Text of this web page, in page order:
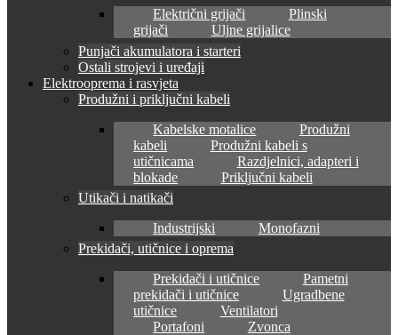
Električni grijači
Plinski
grijači
Uljne grijalice
Punjači akumulatora i starteri
Ostali strojevi i uređaji
Elektrooprema i rasvjeta
Produžni i priključni kabeli
Kabelske motalice
Produžni
kabeli
Produžni kabeli s
utičnicama
Razdjelnici, adapteri i
blokade
Priključni kabeli
Utikači i natikači
Industrijski
Monofazni
Prekidači, utičnice i oprema
Prekidači i utičnice
Pametni
prekidači i utičnice
Ugradbene
utičnice
Ventilatori
Portafoni
Zvonca